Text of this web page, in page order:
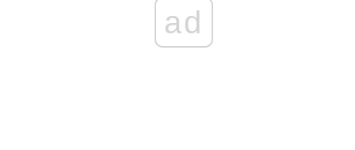
ad